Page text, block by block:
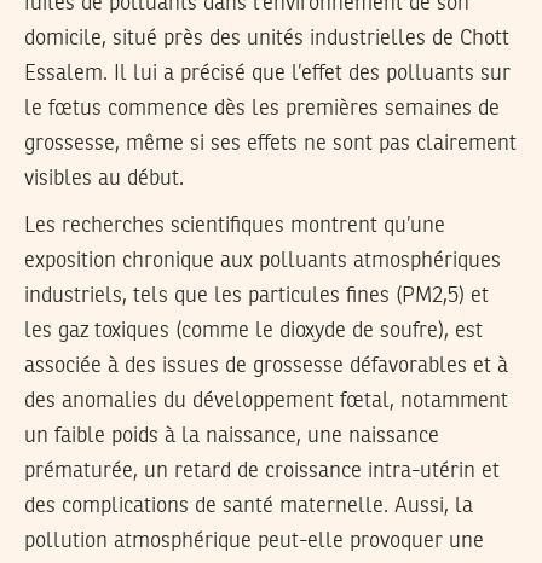
domicile, situé près des unités industrielles de Chott
Essalem. Il lui a précisé que l’effet des polluants sur
le fœtus commence dès les premières semaines de
grossesse, même si ses effets ne sont pas clairement
visibles au début.
Les recherches scientifiques montrent qu’une
exposition chronique aux polluants atmosphériques
industriels, tels que les particules fines (PM2,5) et
les gaz toxiques (comme le dioxyde de soufre), est
associée à des issues de grossesse défavorables et à
des anomalies du développement fœtal, notamment
un faible poids à la naissance, une naissance
prématurée, un retard de croissance intra-utérin et
des complications de santé maternelle. Aussi, la
pollution atmosphérique peut-elle provoquer une